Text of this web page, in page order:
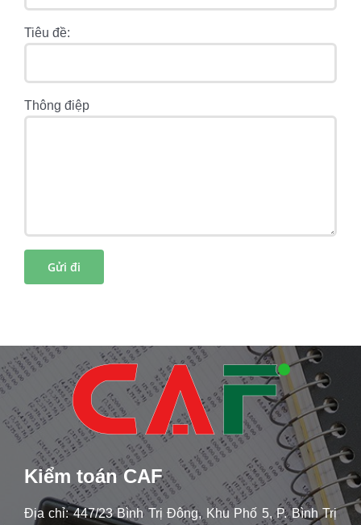
Tiêu đề:
Thông điệp
Kiểm toán CAF
Địa chỉ: 447/23 Bình Trị Đông, Khu Phố 5, P. Bình Trị